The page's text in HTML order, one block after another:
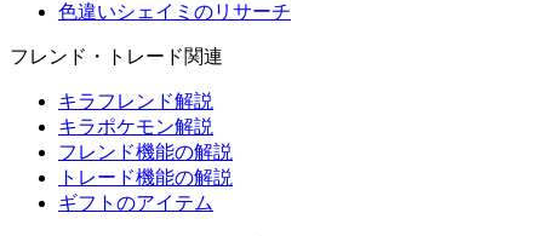
色違いシェイミのリサーチ
フレンド・トレード関連
キラフレンド解説
キラポケモン解説
フレンド機能の解説
トレード機能の解説
ギフトのアイテム